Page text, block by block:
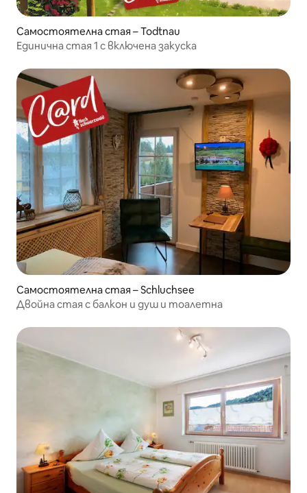
Самостоятелна стая – Todtnau
Единична стая 1 с включена закуска
Самостоятелна стая – Schluchsee
Двойна стая с балкон и душ и тоалетна